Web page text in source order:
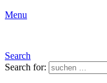
Menu
Search
Search for: